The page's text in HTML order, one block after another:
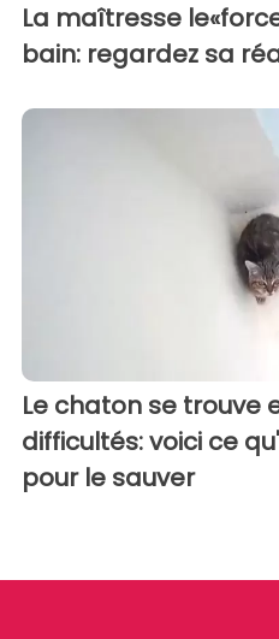
La maîtresse
bain: regardez sa
Le chaton se trouve
difficultés: voici ce
pour le sauver